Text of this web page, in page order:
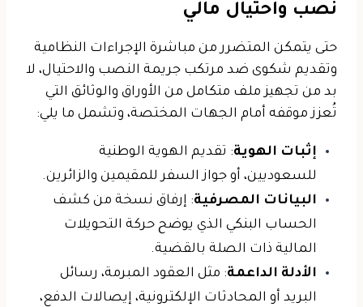
نصب واحتيال مالي
حتى يتمكن المتضرر من مباشرة الإجراءات النظامية
وتقديم شكوى ضد مرتكب جريمة النصب والاحتيال، لا
بد من تجهيز ملف متكامل من الأوراق والوثائق التي
تُعزز موقفه أمام الجهات المختصة، وتشمل ما يلي:
إثبات الهوية: تقديم الهوية الوطنية
للسعوديين، أو جواز السفر للمقيمين والزائرين.
البيانات المصرفية: إرفاق نسخة من كشف
الحساب البنكي الذي يوضح حركة التحويلات
المالية ذات الصلة بالقضية.
الأدلة الداعمة: مثل العقود المبرمة، رسائل
البريد أو المحادثات الإلكترونية، إيصالات الدفع،